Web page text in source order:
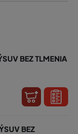
BEZ TLMENIA
BEZ